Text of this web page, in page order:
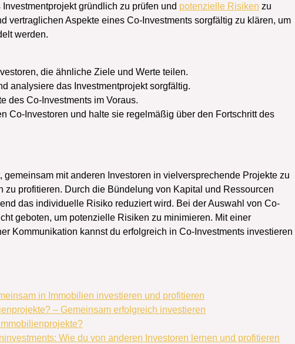
gründlich zu prüfen und potenzielle Risiken zu
vertraglichen Aspekte eines Co-Investments sorgfältig zu klären, um
werden.
die ähnliche Ziele und Werte teilen.
analysiere das Investmentprojekt sorgfältig.
des Co-Investments im Voraus.
Co-Investoren und halte sie regelmäßig über den Fortschritt des
mit anderen Investoren in vielversprechende Projekte zu
profitieren. Durch die Bündelung von Kapital und Ressourcen
das individuelle Risiko reduziert wird. Bei der Auswahl von Co-
geboten, um potenzielle Risiken zu minimieren. Mit einer
Kommunikation kannst du erfolgreich in Co-Investments investieren
in Immobilien investieren und profitieren
– Gemeinsam erfolgreich investieren
Wie du von anderen Investoren lernen und profitieren